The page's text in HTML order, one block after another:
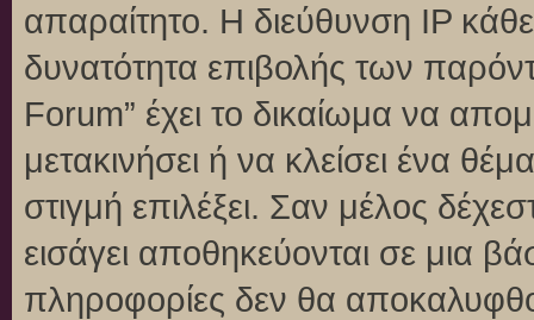
απαραίτητο. Η διεύθυνση IP
δυνατότητα επιβολής των
Forum” έχει το δικαίωμα να
μετακινήσει ή να κλείσει ένα
στιγμή επιλέξει. Σαν μέλος
εισάγει αποθηκεύονται σε μια
πληροφορίες δεν θα